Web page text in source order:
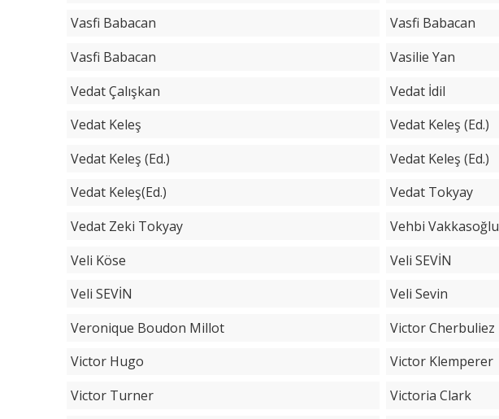
Vasfi Babacan
Vasfi Babacan
Vasfi Babacan
Vasilie Yan
Vedat Çalışkan
Vedat İdil
Vedat Keleş
Vedat Keleş (Ed.)
Vedat Keleş (Ed.)
Vedat Keleş (Ed.)
Vedat Keleş(Ed.)
Vedat Tokyay
Vedat Zeki Tokyay
Vehbi Vakkasoğlu
Veli Köse
Veli SEVİN
Veli SEVİN
Veli Sevin
Veronique Boudon Millot
Victor Cherbuliez
Victor Hugo
Victor Klemperer
Victor Turner
Victoria Clark